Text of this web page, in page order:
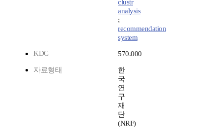
clustr
analysis
;
recommendation
system
KDC
570.000
자료형태
한
국
연
구
재
단
(NRF)